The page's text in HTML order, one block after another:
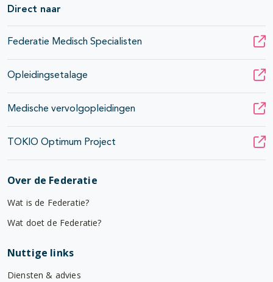
Direct naar
Federatie Medisch Specialisten
Opleidingsetalage
Medische vervolgopleidingen
TOKIO Optimum Project
Over de Federatie
Wat is de Federatie?
Wat doet de Federatie?
Nuttige links
Diensten & advies